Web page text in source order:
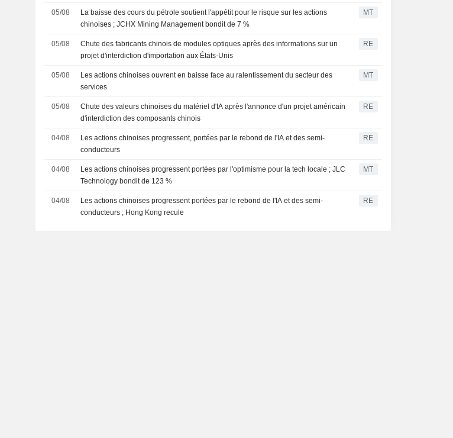
05/08
La baisse des cours du pétrole soutient l'appétit pour le risque sur les actions
chinoises ; JCHX Mining Management bondit de 7 %
MT
05/08
Chute des fabricants chinois de modules optiques après des informations sur un
projet d'interdiction d'importation aux États-Unis
RE
05/08
Les actions chinoises ouvrent en baisse face au ralentissement du secteur des
services
MT
05/08
Chute des valeurs chinoises du matériel d'IA après l'annonce d'un projet américain
d'interdiction des composants chinois
RE
04/08
Les actions chinoises progressent, portées par le rebond de l'IA et des semi-
conducteurs
RE
04/08
Les actions chinoises progressent portées par l'optimisme pour la tech locale ; JLC
Technology bondit de 123 %
MT
04/08
Les actions chinoises progressent portées par le rebond de l'IA et des semi-
conducteurs ; Hong Kong recule
RE